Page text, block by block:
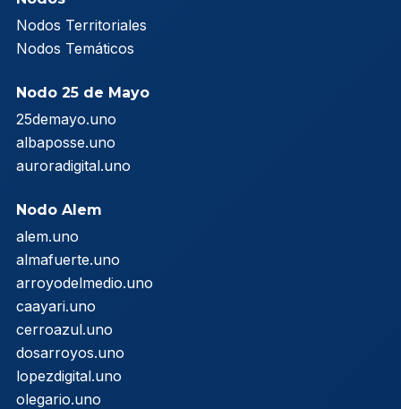
Nodos Territoriales
Nodos Temáticos
Nodo 25 de Mayo
25demayo.uno
albaposse.uno
auroradigital.uno
Nodo Alem
alem.uno
almafuerte.uno
arroyodelmedio.uno
caayari.uno
cerroazul.uno
dosarroyos.uno
lopezdigital.uno
olegario.uno